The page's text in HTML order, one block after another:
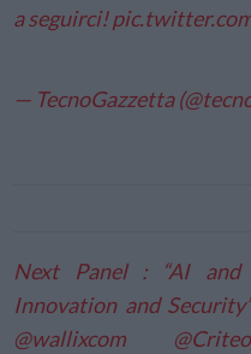
a seguirci!
— TecnoGazzetta
Next Panel : “AI
Innovation and
@wallixcom